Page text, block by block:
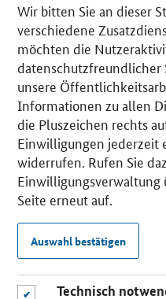
Wir bitten Sie an dieser
verschiedene
möchten die
datenschutzfreundlicher
unsere
Informationen zu allen
die Pluszeichen rechts
Einwilligungen jederzeit
widerrufen. Rufen Sie
Einwilligungsverwaltung
Seite erneut auf.
Auswahl bestätigen
Technisch